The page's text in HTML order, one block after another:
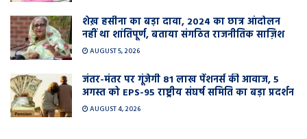
शेख़ हसीना का बड़ा दावा, 2024 का छात्र आंदोलन
नहीं था शांतिपूर्ण, बताया संगठित राजनीतिक साज़िश
AUGUST 5, 2026
जंतर-मंतर पर गूंजेगी 81 लाख पेंशनर्स की आवाज, 5
अगस्त को EPS-95 राष्ट्रीय संघर्ष समिति का बड़ा प्रदर्शन
AUGUST 4, 2026